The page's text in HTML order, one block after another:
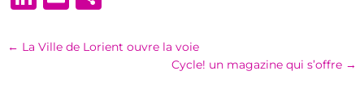
← La Ville de Lorient ouvre la voie
Cycle! un magazine qui s’offre →